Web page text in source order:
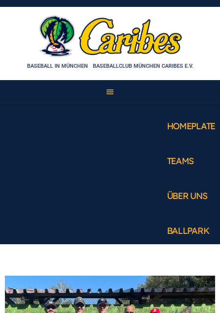
Skip
BASEBALL IN MÜNCHEN BASEBALLCLUB MÜNCHEN CARIBES E.V.
HOMEPLATE
TEAMS
ÜBER UNS
BALLPARK